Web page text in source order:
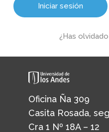
¿Has
Oficina Ña 309
Casita Rosada,
Cra 1 Nº 18A – 12